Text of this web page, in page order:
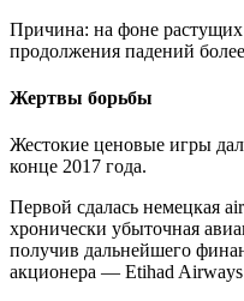
Причина: на фоне
продолжения падений
Жертвы борьбы
Жестокие ценовые игры
конце 2017 года.
Первой сдалась немецкая
хронически убыточная
получив дальнейшего
акционера — Etihad